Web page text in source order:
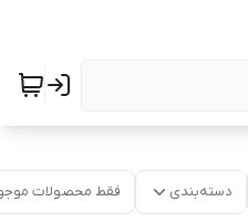
دسته‌بندی فقط محصولات